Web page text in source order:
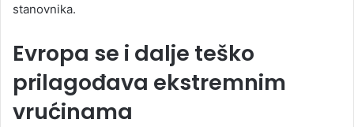
stanovnika.
Evropa se i dalje teško
prilagođava ekstremnim
vrućinama